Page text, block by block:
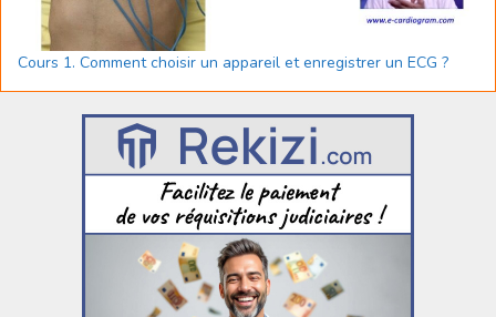
Cours 1. Comment choisir un appareil et enregistrer un ECG ?